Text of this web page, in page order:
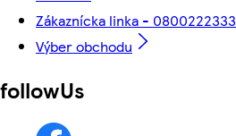
Zákaznícka linka - 0800222333
Výber obchodu
followUs